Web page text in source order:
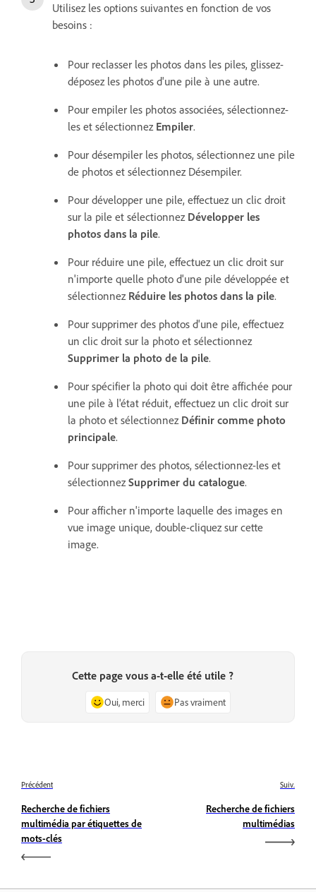
Utilisez les options suivantes en fonction de vos
besoins :
Pour reclasser les photos dans les piles, glissez-
déposez les photos d'une pile à une autre.
Pour empiler les photos associées, sélectionnez-
les et sélectionnez Empiler.
Pour désempiler les photos, sélectionnez une pile
de photos et sélectionnez Désempiler.
Pour développer une pile, effectuez un clic droit
sur la pile et sélectionnezDévelopper les
photos dans la pile.
Pour réduire une pile, effectuez un clic droit sur
n'importe quelle photo d'une pile développée et
sélectionnez Réduire les photos dans la pile.
Pour supprimer des photos d'une pile, effectuez
un clic droit sur la photo et sélectionnez
Supprimer la photo de la pile.
Pour spécifier la photo qui doit être affichée pour
une pile à l'état réduit, effectuez un clic droit sur
la photo et sélectionnez Définir comme photo
principale.
Pour supprimer des photos, sélectionnez-les et
sélectionnezSupprimer du catalogue.
Pour afficher n'importe laquelle des images en
vue image unique, double-cliquez sur cette
image.
Cette page vous a-t-elle été utile ?
Oui, merci Pas vraiment
Précédent
Recherche de fichiers
multimédia par étiquettes de
mots-clés
Suiv.
Recherche de fichiers
multimédias